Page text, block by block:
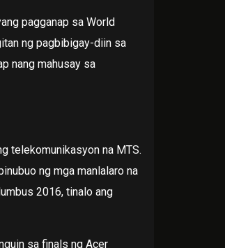
pagganap sa World
ng pagbibigay-diin sa
nang mahusay sa
telekomunikasyon na MTS.
ng mga manlalaro na
2016, tinalo ang
sa finals ng Acer